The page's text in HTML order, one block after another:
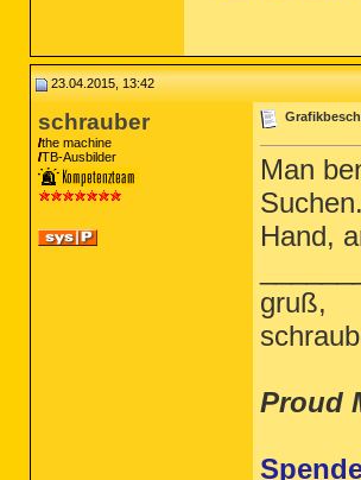
23.04.2015, 13:42
schrauber
the machine
TB-Ausbilder
Man
Hand,
gruß,
Proud